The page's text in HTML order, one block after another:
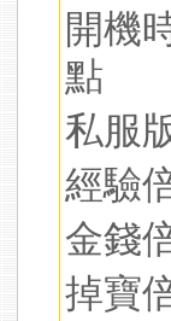
開機
點
私服
經驗
金錢
掉寶